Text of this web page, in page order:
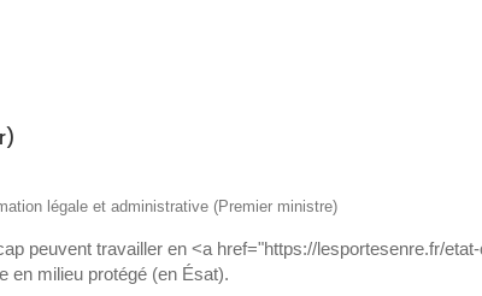
légale et administrative (Premier ministre)
peuvent travailler en <a href="https://lesportesenre.fr/
en milieu protégé (en Ésat).